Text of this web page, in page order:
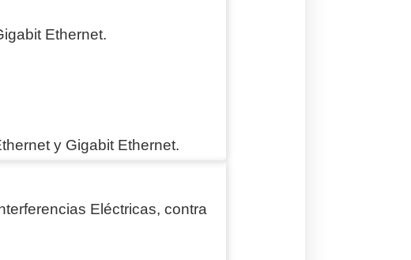
Ethernet.
y Gigabit Ethernet.
Eléctricas, contra